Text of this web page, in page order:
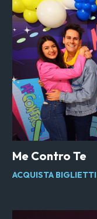
Me Contro Te
ACQUISTA BIGLIETTI